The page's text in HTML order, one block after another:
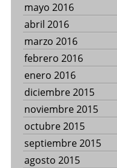
mayo 2016
abril 2016
marzo 2016
febrero 2016
enero 2016
diciembre 2015
noviembre 2015
octubre 2015
septiembre 2015
agosto 2015